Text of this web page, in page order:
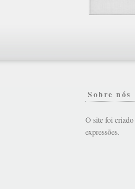
Sobre nós
O site foi
expressões.